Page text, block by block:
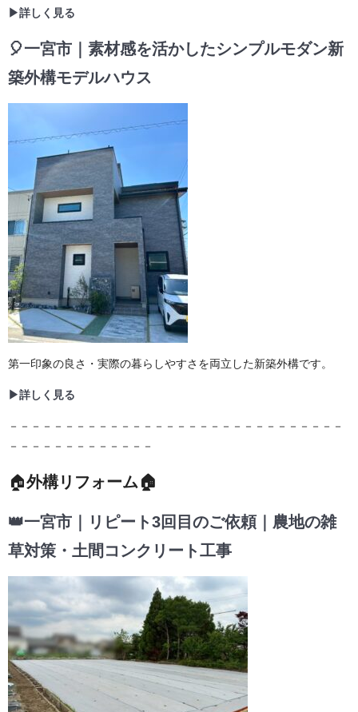
▶詳しく見る
🎈一宮市｜素材感を活かしたシンプルモダン新
築外構モデルハウス
第一印象の良さ・実際の暮らしやすさを両立した新築外構です。
▶詳しく見る
－－－－－－－－－－－－－－－－－－－－－－－－－－－－－－
－－－－－－－－－－－－－
🏠外構リフォーム🏠
👑一宮市｜リピート3回目のご依頼｜農地の雑
草対策・土間コンクリート工事